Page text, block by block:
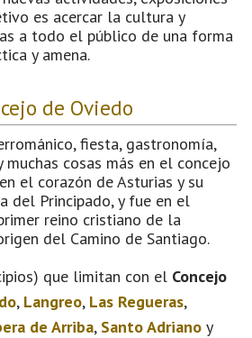
es acercar la cultura y
a todo el público de una forma
y amena.
de Oviedo
fiesta, gastronomía,
muchas cosas más en el concejo
el corazón de Asturias y su
del Principado, y fue en el
reino cristiano de la
del Camino de Santiago.
que limitan con el Concejo
, Langreo, Las Regueras,
de Arriba, Santo Adriano y